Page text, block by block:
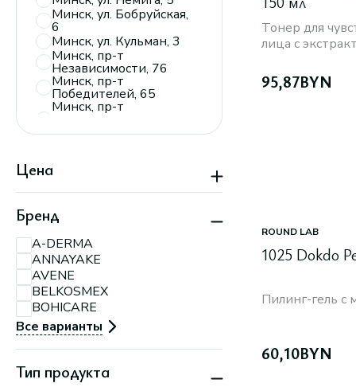
Минск, ул. Бобруйская,
6
Минск, ул. Кульман, 3
Минск, пр-т
Независимости, 76
Минск, пр-т
Победителей, 65
Минск, пр-т
пав. 110
пересечение ул.
МКАД
Партизанский, 150А
Партизанский, 79
Минск, ул.
П.Мстиславца, 11
Минск, ул. Притыцкого,
156
Минск, ул. Тимирязева,
74 А
Цена
Бренд
A-DERMA
ANNAYAKE
AVENE
BELKOSMEX
BOHICARE
Все варианты
Тип продукта
Тонер для
лица с
95,87BYN
ROUND LAB
1025 Dokdo
Пилинг-гель с
60,10BYN